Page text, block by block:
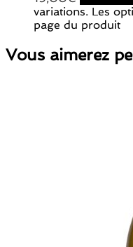
variations. Les
page du produit
Vous aimerez